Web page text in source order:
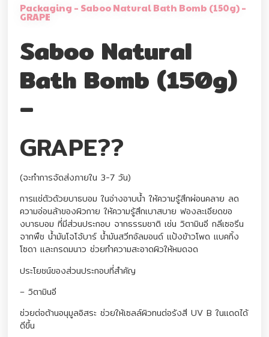
Packaging – Saboo Natural Bath Bomb (150g) –
GRAPE
Saboo Natural
Bath Bomb (150g)
–
GRAPE??
(จะทำการจัดส่งภายใน 3-7 วัน)
การแช่ตัวด้วยบาธบอม ในอ่างอาบน้ำ ให้ความรู้สึกผ่อนคลาย ลด
ความอ่อนล้าของผิวกาย ให้ความรู้สึกเบาสบาย ฟองละเอียดขอ
งบาธบอม ที่มีส่วนประกอบ จากธรรมชาติ เช่น วิตามินอี กลีเซอรีน
จากพืช น้ำมันโจโจ้บาร์ น้ำมันสวีทอัลมอนด์ แป้งข้าวโพด แบคกิ้ง
โซดา และกรดมนาว ช่วยทำความสะอาดผิวให้หมดจด
ประโยชน์ของส่วนประกอบที่สำคัญ
– วิตามินอี
ช่วยต่อต้านอนุมูลอิสระ ช่วยให้เซลล์ผิวทนต่อรังสี UV B ในแดดได้
ดีขึ้น